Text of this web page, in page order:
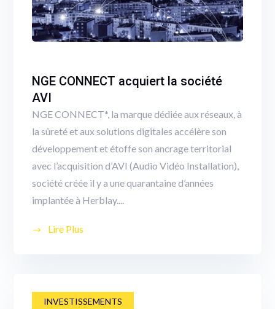
NGE CONNECT acquiert la société
AVI
NGE CONNECT*, la marque dédiée aux réseaux, à
la sûreté et aux solutions digitales accélère son
développement et étoffe son ancrage territorial
avec l’acquisition d’AVI (Audio Vidéo Installation),
société créée il y a une quarantaine d’années
implantée à Herblay....
Lire Plus
INVESTISSEMENTS